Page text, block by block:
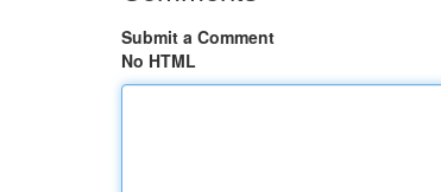
Submit a Comment
No HTML